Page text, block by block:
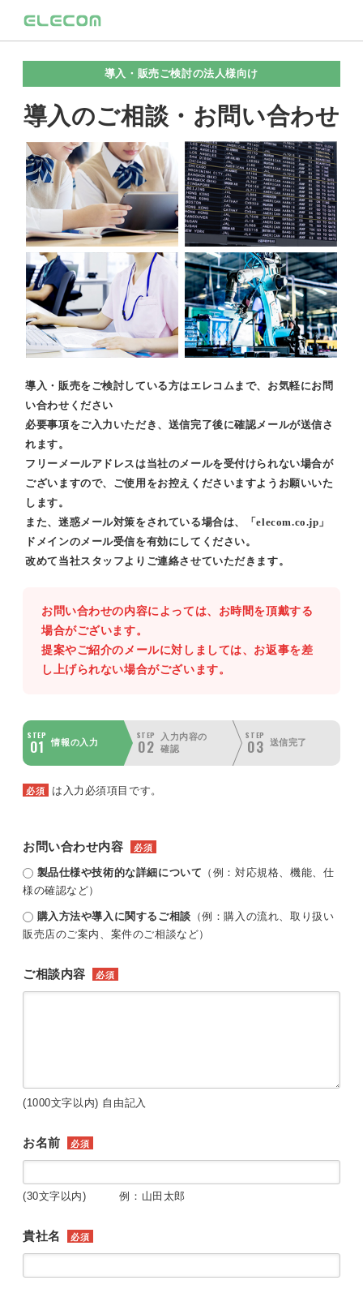
導入・販売ご検討の法人様向け
導入のご相談・お問い合わせ
導入・販売をご検討している方はエレコムまで、お気軽にお問
い合わせください
必要事項をご入力いただき、送信完了後に確認メールが送信さ
れます。
フリーメールアドレスは当社のメールを受付けられない場合が
ございますので、ご使用をお控えくださいますようお願いいた
します。
また、迷惑メール対策をされている場合は、「elecom.co.jp」
ドメインのメール受信を有効にしてください。
改めて当社スタッフよりご連絡させていただきます。
お問い合わせの内容によっては、お時間を頂戴する
場合がございます。
提案やご紹介のメールに対しましては、お返事を差
し上げられない場合がございます。
STEP
01 情報の入力
STEP
02
入力内容の
確認
STEP
03 送信完了
必須 は入力必須項目です。
お問い合わせ内容 必須
製品仕様や技術的な詳細について （例：対応規格、機能、仕
様の確認など）
購入方法や導入に関するご相談 （例：購入の流れ、取り扱い
販売店のご案内、案件のご相談など）
ご相談内容 必須
(1000文字以内) 自由記入
お名前 必須
(30文字以内) 例：山田太郎
貴社名 必須